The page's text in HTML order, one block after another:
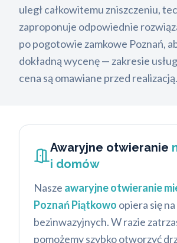
uległ całkowitemu zniszczeniu,
zaproponuje odpowiednie
po pogotowie zamkowe Poznań,
dokładną wycenę — zakresie
cena są omawiane przed realizacją.
Awaryjne otwieranie
i domów
Nasze awaryjne otwieranie
Poznań Piątkowo opiera się
bezinwazyjnych. W razie
pomożemy szybko otworzyć